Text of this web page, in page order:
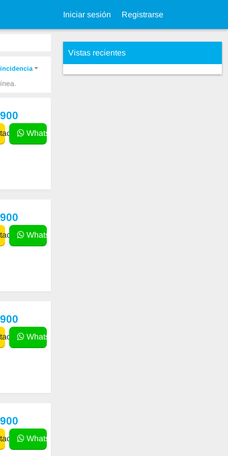
Iniciar sesión Registrarse
WhatsApp
WhatsApp
WhatsApp
WhatsApp
Vistas recientes